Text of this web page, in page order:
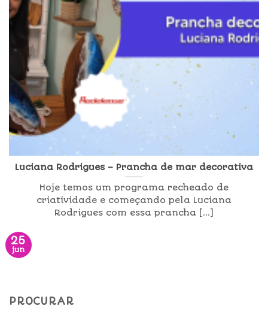
Luciana Rodrigues – Prancha de mar decorativa
Hoje temos um programa recheado de
criatividade e começando pela Luciana
Rodrigues com essa prancha [...]
25
jun
PROCURAR